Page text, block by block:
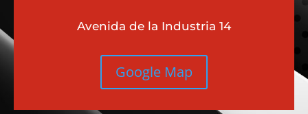
Avenida de la Industria 14
Google Map